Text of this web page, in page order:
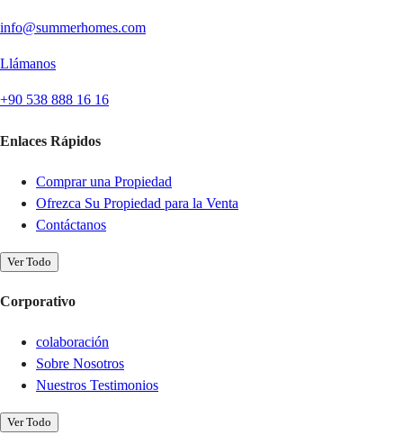
info@summerhomes.com
Llámanos
+90 538 888 16 16
Enlaces Rápidos
Comprar una Propiedad
Ofrezca Su Propiedad para la Venta
Contáctanos
Ver Todo
Corporativo
colaboración
Sobre Nosotros
Nuestros Testimonios
Ver Todo